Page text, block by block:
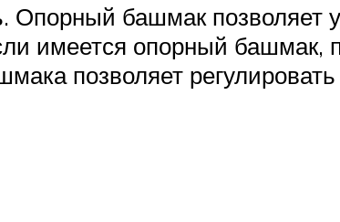
Опорный башмак позволяет
имеется опорный башмак,
позволяет